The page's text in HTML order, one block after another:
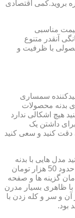
بروید.کمی اقتصادی
مناسبی
آنقدر متنوع
با ظرفیت و
سمساری
بدنه محصولات
هیچ اشکالی ندارد
داشتن یک
دقت کنید و سعی کنید
مدل هایی با بدنه
سفید رنگ را انتخاب کنید که به طور متوسط حدود 50 هزار تومان
گزینه ها و صفحه
ظاهری بسیار مدرن
و سر و کله زدن با
بود.